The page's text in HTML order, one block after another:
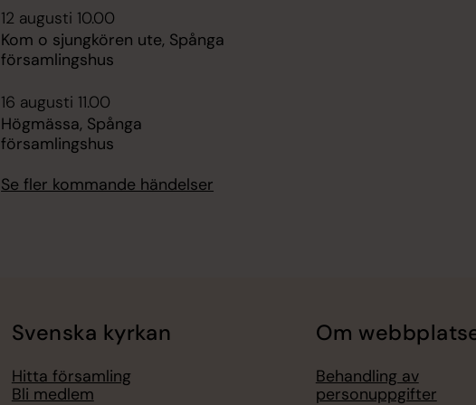
12 augusti 10.00
Kom o sjungkören ute, Spånga
församlingshus
16 augusti 11.00
Högmässa, Spånga
församlingshus
Se fler kommande händelser
Svenska kyrkan
Hitta församling
Bli medlem
Om
Behandling av
personuppgifter